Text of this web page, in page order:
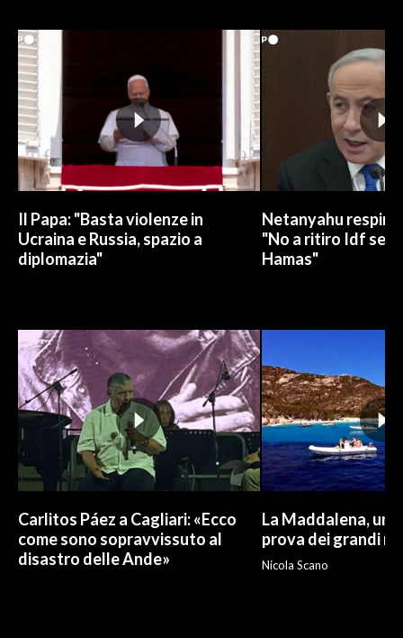
INFO AZIENDE
ABBONATI
ANNUNCI
NECROLOGI
PUBBLICITÀ
SPIAGGE
Il Papa: "Basta violenze in
Ucraina e Russia, spazio a
diplomazia"
Netanyahu
"No a ritiro Idf
Hamas"
Carlitos Páez a Cagliari: «Ecco
come sono sopravvissuto al
disastro delle Ande»
La Maddalena, un
prova dei grandi
Nicola Scano